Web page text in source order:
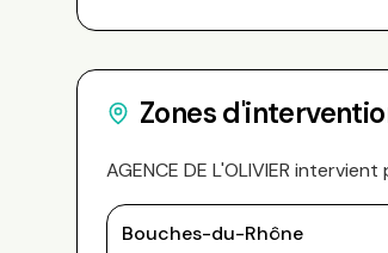
Zones
AGENCE DE L'OLIVIER intervient
Bouches-du-Rhône